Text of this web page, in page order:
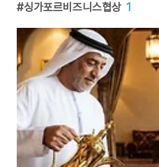
싱가포르비즈니스협상 1